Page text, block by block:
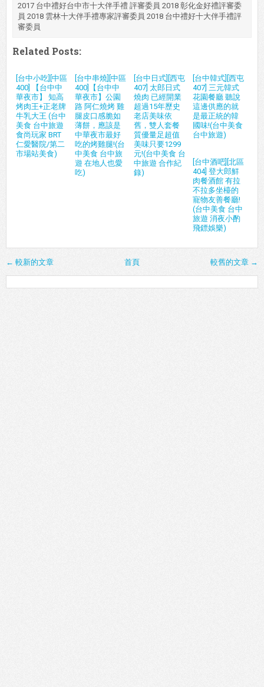
2017 台中禮好台中市十大伴手禮 評審委員 2018 彰化金好禮評審委
員 2018 雲林十大伴手禮專家評審委員 2018 台中禮好十大伴手禮評
審委員
Related Posts:
[台中小吃][中區
400] 【台中中
華夜市】 知高
烤肉王+正老牌
牛乳大王 (台中
美食 台中旅遊
食尚玩家 BRT
仁愛醫院/第二
市場站美食)
[台中串燒][中區
400]【台中中
華夜市】公園
路 阿仁燒烤 雞
腿皮口感脆如
薄餅，應該是
中華夜市最好
吃的烤雞腿!(台
中美食 台中旅
遊 在地人也愛
吃)
[台中日式][西屯
407] 太郎日式
燒肉 已經開業
超過15年歷史
老店美味依
舊，雙人套餐
質優量足超值
美味只要1299
元!(台中美食 台
中旅遊 合作紀
錄)
[台中韓式][西屯
407] 三元韓式
花園餐廳 聽說
這邊供應的就
是最正統的韓
國味!(台中美食
台中旅遊)
[台中酒吧][北區
404] 登大郎鮮
肉餐酒館 有拉
不拉多坐檯的
寵物友善餐廳!
(台中美食 台中
旅遊 消夜小酌
飛鏢娛樂)
← 較新的文章 較舊的文章 →
首頁